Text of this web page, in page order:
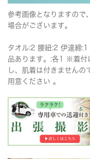
参考画像となりますので
場合がございます。
タオル:2 腰紐:2 伊達締
品あります。:各1 ※着付
し、肌着は付きませんの
用意ください 。